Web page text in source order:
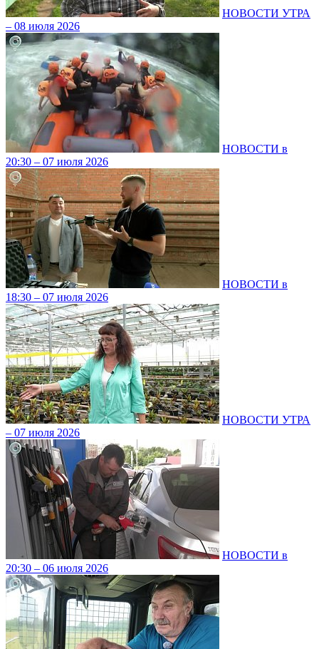
НОВОСТИ УТРА
– 08 июля 2026
НОВОСТИ в
20:30 – 07 июля 2026
НОВОСТИ в
18:30 – 07 июля 2026
НОВОСТИ УТРА
– 07 июля 2026
НОВОСТИ в
20:30 – 06 июля 2026